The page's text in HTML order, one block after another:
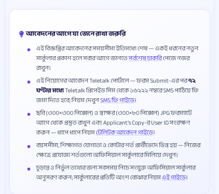
আবেদনের আগে যা জেনে রাখা জরুরি
এই বিজ্ঞপ্তির আবেদনের সময়সীমা ইতিমধ্যে শেষ — একই ধরনের নতুন
সার্কুলার প্রকাশ হলে সবার আগে জানতেসর্বশেষ চাকরিপেজে নজর
রাখুন।
এই নিয়োগের আবেদন Teletalk পোর্টালে — ফরম Submit-এর পর৭২
ঘণ্টার মধ্যেTeletalk প্রিপেইড সিম থেকে ১৬২২২ নম্বরে SMS পাঠিয়ে ফি
জমা দিতে হবে; নিয়ম দেখুনSMS ফি গাইডে।
ছবি (৩০০×৩০০ পিক্সেল) ও স্বাক্ষর (৩০০×৮০ পিক্সেল) JPG ফরম্যাটে
আগে থেকে প্রস্তুত রাখুন এবং Applicant’s Copy-র User ID সংরক্ষণ
করুন — ধাপে ধাপে নিয়মটেলিটক আবেদন গাইডে।
বয়সসীমা, শিক্ষাগত যোগ্যতা ও কোটার শর্ত প্রার্থীভেদে ভিন্ন হয় — নিজের
ক্ষেত্রে প্রযোজ্য শর্তগুলো অফিসিয়াল সার্কুলারে মিলিয়ে দেখুন।
চূড়ান্ত ও নির্ভুল তথ্যের জন্য সবসময় নিচে সংযুক্ত অফিসিয়াল সার্কুলার
অনুসরণ করুন; সার্কুলারের প্রতিটি অংশ বোঝার নিয়মএই গাইডে।